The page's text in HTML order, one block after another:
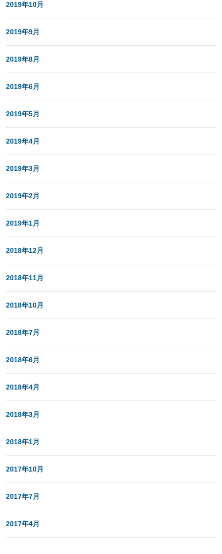
2019年10月
2019年9月
2019年8月
2019年6月
2019年5月
2019年4月
2019年3月
2019年2月
2019年1月
2018年12月
2018年11月
2018年10月
2018年7月
2018年6月
2018年4月
2018年3月
2018年1月
2017年10月
2017年7月
2017年4月